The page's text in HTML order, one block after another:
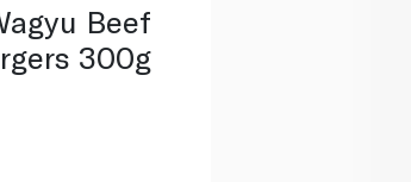
Beef
300g